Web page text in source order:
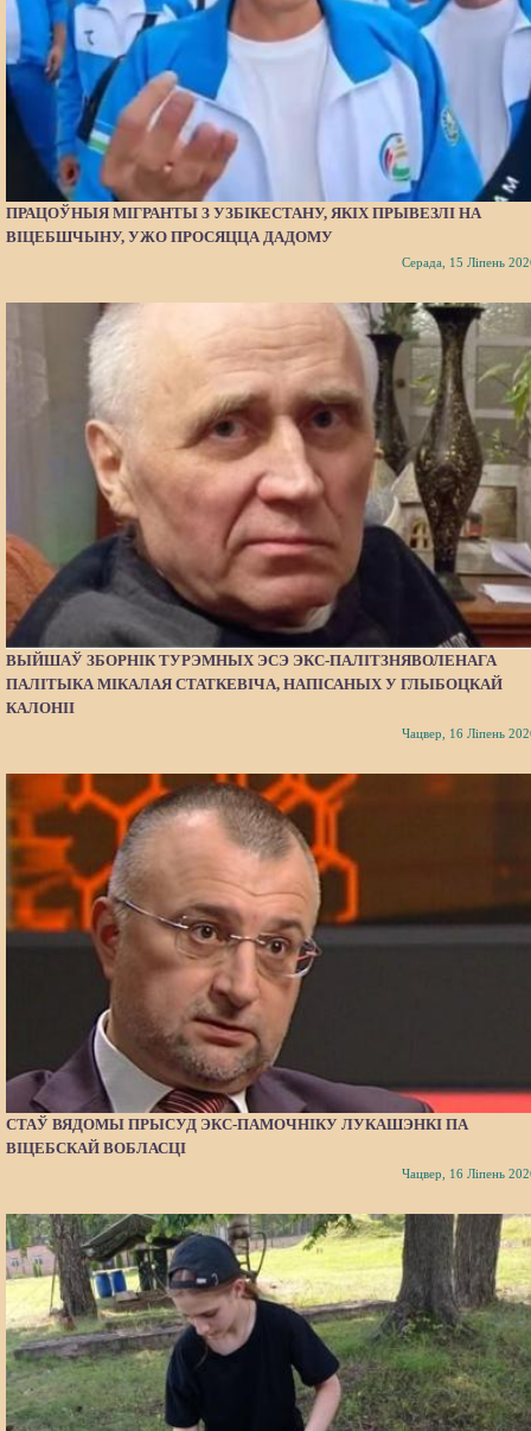
ПРАЦОЎНЫЯ МІГРАНТЫ З УЗБІКЕСТАНУ, ЯКІХ ПРЫВЕЗЛІ НА
ВІЦЕБШЧЫНУ, УЖО ПРОСЯЦЦА ДАДОМУ
Серада, 15 Ліпень
ВЫЙШАЎ ЗБОРНІК ТУРЭМНЫХ ЭСЭ ЭКС-ПАЛІТЗНЯВОЛЕНАГА
ПАЛІТЫКА МІКАЛАЯ СТАТКЕВІЧА, НАПІСАНЫХ У ГЛЫБОЦКАЙ
КАЛОНІІ
Чацвер, 16 Ліпень
СТАЎ ВЯДОМЫ ПРЫСУД ЭКС-ПАМОЧНІКУ ЛУКАШЭНКІ ПА
ВІЦЕБСКАЙ ВОБЛАСЦІ
Чацвер, 16 Ліпень